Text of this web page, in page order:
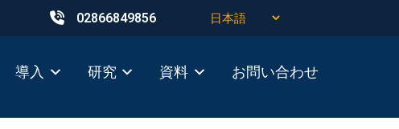
02866849856
導入 研究 資料 お問い合わせ